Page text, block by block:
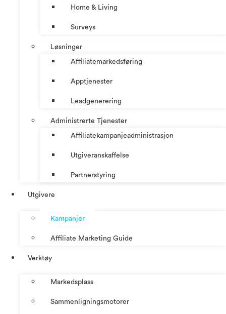
Home & Living
Surveys
Løsninger
Affiliatemarkedsføring
Apptjenester
Leadgenerering
Administrerte Tjenester
Affiliatekampanjeadministrasjon
Utgiveranskaffelse
Partnerstyring
Utgivere
Kampanjer
Affiliate Marketing Guide
Verktøy
Markedsplass
Sammenligningsmotorer